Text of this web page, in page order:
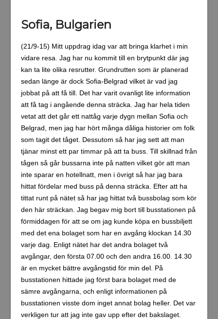
Sofia, Bulgarien
(21/9-15) Mitt uppdrag idag var att bringa klarhet i min
vidare resa. Jag har nu kommit till en brytpunkt där jag
kan ta lite olika resrutter. Grundrutten som är planerad
sedan länge är dock Sofia-Belgrad vilket är vad jag
jobbat på att få till. Det har varit ovanligt lite information
att få tag i angående denna sträcka. Jag har hela tiden
vetat att det går ett nattåg varje dygn mellan Sofia och
Belgrad, men jag har hört många dåliga historier om folk
som tagit det tåget. Dessutom så har jag sett att man
tjänar minst ett par timmar på att ta buss. Till skillnad från
tågen så går bussarna inte på natten vilket gör att man
inte sparar en hotellnatt, men i övrigt så har jag bara
hittat fördelar med buss på denna sträcka. Efter att ha
tittat runt på nätet så har jag hittat två bussbolag som kör
den här sträckan. Jag begav mig bort till busstationen på
förmiddagen för att se om jag kunde köpa en bussbiljett
med det ena bolaget som har en avgång klockan 14.30
varje dag. Enligt nätet har det andra bolaget två
avgångar, den första 07.00 och den andra 16.00. 14.30
är en mycket bättre avgångstid för min del. På
busstationen hittade jag först bara bolaget med de
sämre avgångarna, och enligt informationen på
busstationen visste dom inget annat bolag heller. Det var
verkligen tur att jag inte gav upp efter det bakslaget.